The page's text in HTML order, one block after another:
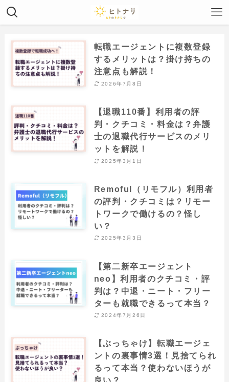
転職エージェントに複数登録
するメリットは？掛け持ちの
注意点も解説！
2026年7月8日
【退職110番】利用者の評
判・クチコミ・料金は？弁護
士の退職代行サービスのメリ
ットを解説！
2025年3月1日
Remoful（リモフル）利用者
の評判・クチコミは？リモー
トワークで働けるの？怪し
い？
2025年3月3日
【第二新卒エージェント
neo】利用者のクチコミ・評
判は？中退・ニート・フリー
ターも就職できるって本当？
2024年7月26日
【ぶっちゃけ】転職エージェ
ントの裏事情3選！見捨てられ
るって本当？使わないほうが
良い？